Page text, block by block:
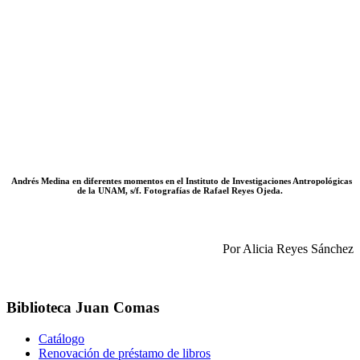
Andrés Medina en diferentes momentos en el Instituto de Investigaciones Antropológicas
de la UNAM, s/f. Fotografías de Rafael Reyes Ojeda.
Por Alicia Reyes Sánchez
Biblioteca Juan Comas
Catálogo
Renovación de préstamo de libros